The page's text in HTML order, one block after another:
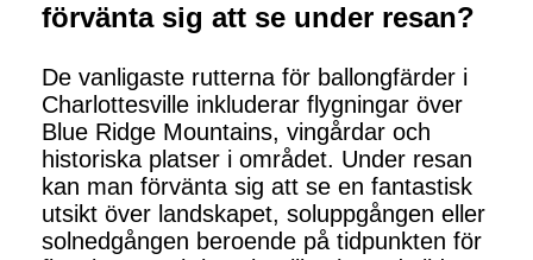
förvänta sig att se under resan?
De vanligaste rutterna för ballongfärder i
Charlottesville inkluderar flygningar över
Blue Ridge Mountains, vingårdar och
historiska platser i området. Under resan
kan man förvänta sig att se en fantastisk
utsikt över landskapet, soluppgången eller
solnedgången beroende på tidpunkten för